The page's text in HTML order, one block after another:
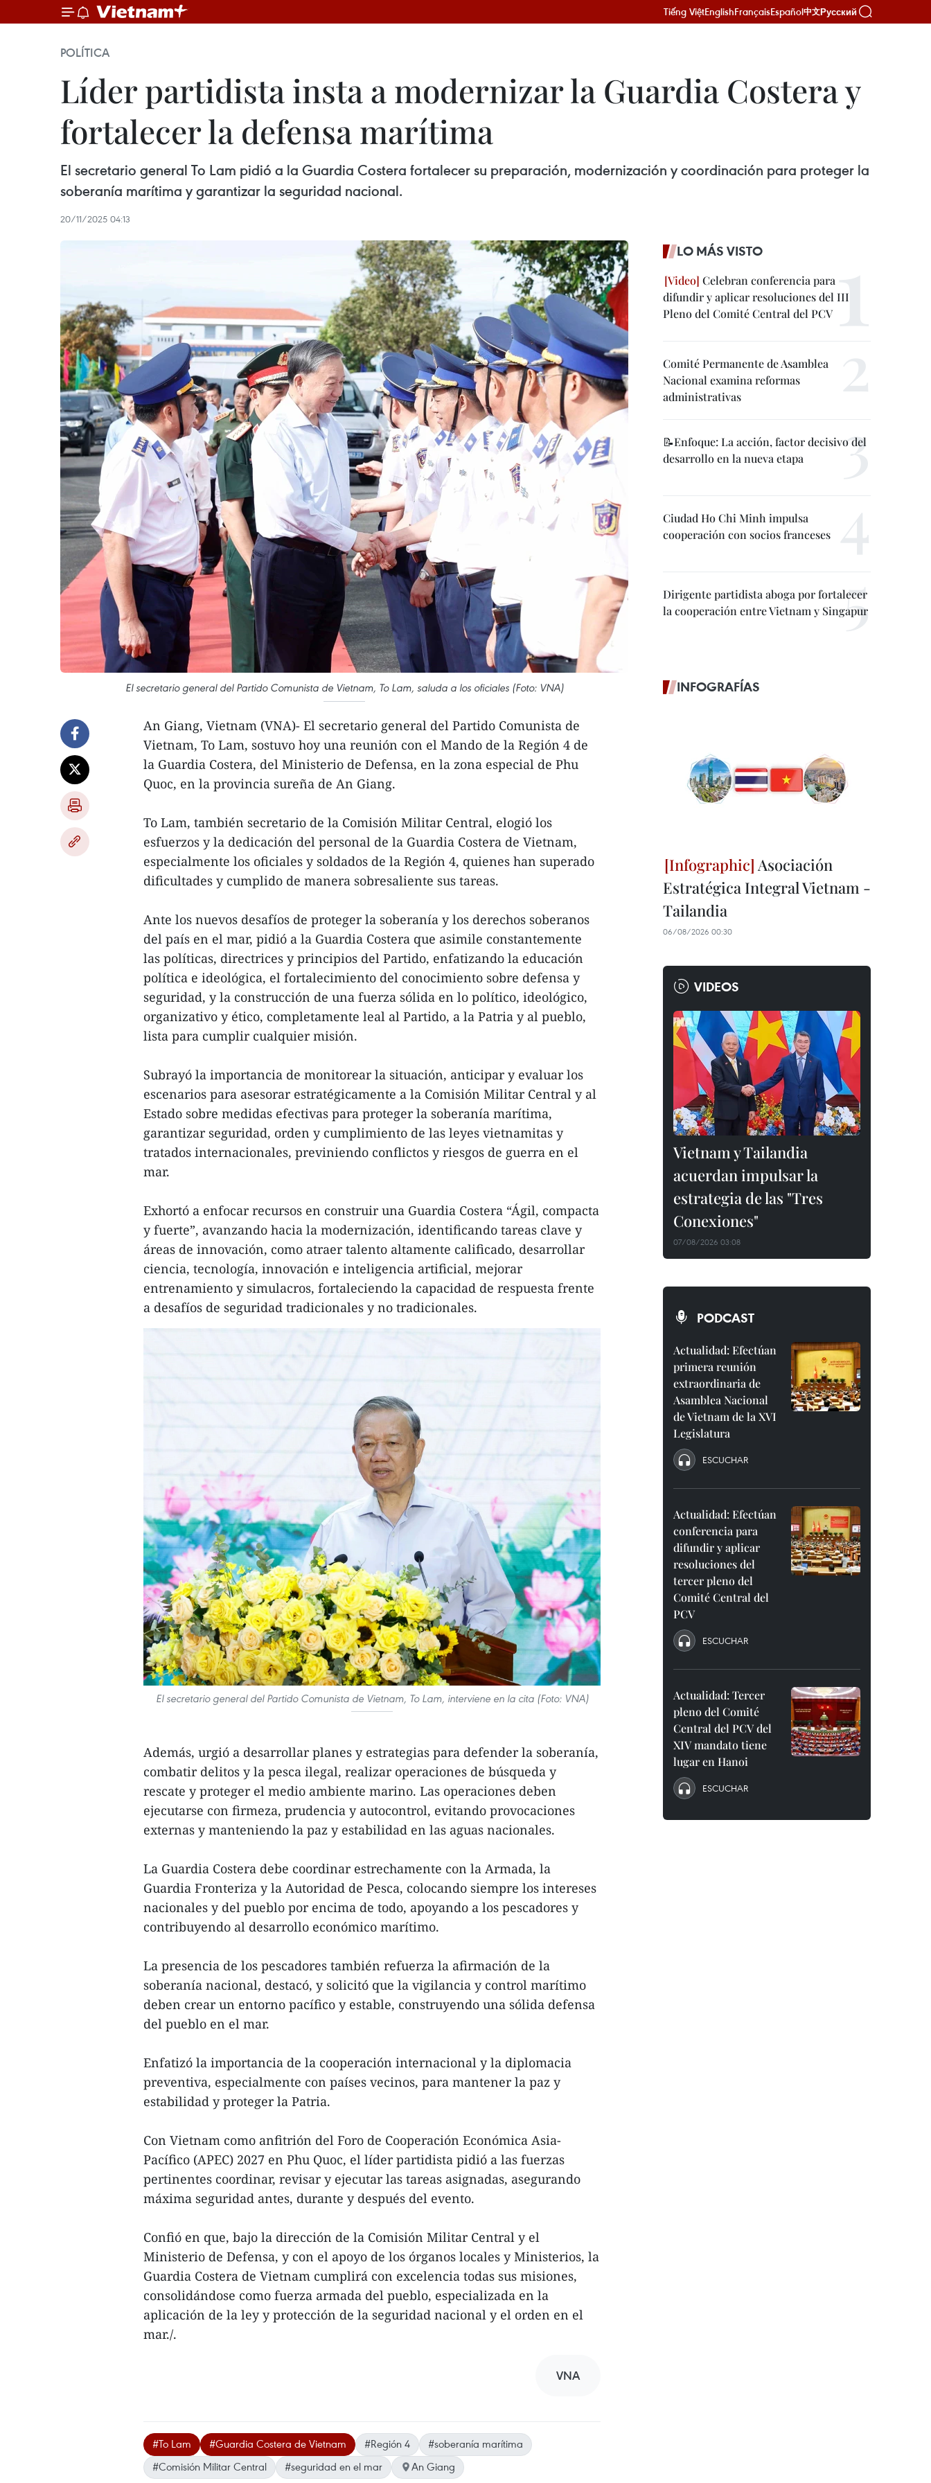
Tiếng ViệtEnglishFrançaisEspañol中文Русский
POLÍTICA
Líder partidista insta a modernizar la Guardia Costera y
fortalecer la defensa marítima
El secretario general To Lam pidió a la Guardia Costera fortalecer su preparación, modernización y coordinación para proteger la
soberanía marítima y garantizar la seguridad nacional.
20/11/2025 04:13
El secretario general del Partido Comunista de Vietnam, To Lam, saluda a los oficiales (Foto: VNA)
An Giang, Vietnam (VNA)- El secretario general del Partido Comunista de
Vietnam, To Lam, sostuvo hoy una reunión con el Mando de la Región 4 de
la Guardia Costera, del Ministerio de Defensa, en la zona especial de Phu
Quoc, en la provincia sureña de An Giang.
To Lam, también secretario de la Comisión Militar Central, elogió los
esfuerzos y la dedicación del personal de la Guardia Costera de Vietnam,
especialmente los oficiales y soldados de la Región 4, quienes han superado
dificultades y cumplido de manera sobresaliente sus tareas.
Ante los nuevos desafíos de proteger la soberanía y los derechos soberanos
del país en el mar, pidió a la Guardia Costera que asimile constantemente
las políticas, directrices y principios del Partido, enfatizando la educación
política e ideológica, el fortalecimiento del conocimiento sobre defensa y
seguridad, y la construcción de una fuerza sólida en lo político, ideológico,
organizativo y ético, completamente leal al Partido, a la Patria y al pueblo,
lista para cumplir cualquier misión.
Subrayó la importancia de monitorear la situación, anticipar y evaluar los
escenarios para asesorar estratégicamente a la Comisión Militar Central y al
Estado sobre medidas efectivas para proteger la soberanía marítima,
garantizar seguridad, orden y cumplimiento de las leyes vietnamitas y
tratados internacionales, previniendo conflictos y riesgos de guerra en el
mar.
Exhortó a enfocar recursos en construir una Guardia Costera “Ágil, compacta
y fuerte”, avanzando hacia la modernización, identificando tareas clave y
áreas de innovación, como atraer talento altamente calificado, desarrollar
ciencia, tecnología, innovación e inteligencia artificial, mejorar
entrenamiento y simulacros, fortaleciendo la capacidad de respuesta frente
a desafíos de seguridad tradicionales y no tradicionales.
El secretario general del Partido Comunista de Vietnam, To Lam, interviene en la cita (Foto: VNA)
Además, urgió a desarrollar planes y estrategias para defender la soberanía,
combatir delitos y la pesca ilegal, realizar operaciones de búsqueda y
rescate y proteger el medio ambiente marino. Las operaciones deben
ejecutarse con firmeza, prudencia y autocontrol, evitando provocaciones
externas y manteniendo la paz y estabilidad en las aguas nacionales.
La Guardia Costera debe coordinar estrechamente con la Armada, la
Guardia Fronteriza y la Autoridad de Pesca, colocando siempre los intereses
nacionales y del pueblo por encima de todo, apoyando a los pescadores y
contribuyendo al desarrollo económico marítimo.
La presencia de los pescadores también refuerza la afirmación de la
soberanía nacional, destacó, y solicitó que la vigilancia y control marítimo
deben crear un entorno pacífico y estable, construyendo una sólida defensa
del pueblo en el mar.
Enfatizó la importancia de la cooperación internacional y la diplomacia
preventiva, especialmente con países vecinos, para mantener la paz y
estabilidad y proteger la Patria.
Con Vietnam como anfitrión del Foro de Cooperación Económica Asia-
Pacífico (APEC) 2027 en Phu Quoc, el líder partidista pidió a las fuerzas
pertinentes coordinar, revisar y ejecutar las tareas asignadas, asegurando
máxima seguridad antes, durante y después del evento.
Confió en que, bajo la dirección de la Comisión Militar Central y el
Ministerio de Defensa, y con el apoyo de los órganos locales y Ministerios, la
Guardia Costera de Vietnam cumplirá con excelencia todas sus misiones,
consolidándose como fuerza armada del pueblo, especializada en la
aplicación de la ley y protección de la seguridad nacional y el orden en el
mar./.
VNA
#To Lam #Guardia Costera de Vietnam #Región 4
#soberanía marítima
#Comisión Militar Central
#seguridad en el mar An Giang
LO MÁS VISTO
Celebran conferencia para
difundir y aplicar resoluciones del III
Pleno del Comité Central del PCV
Comité Permanente de Asamblea
Nacional examina reformas
administrativas
📝Enfoque: La acción, factor decisivo del
desarrollo en la nueva etapa
Ciudad Ho Chi Minh impulsa
cooperación con socios franceses
Dirigente partidista aboga por fortalecer
la cooperación entre Vietnam y Singapur
INFOGRAFÍAS
Asociación
Estratégica Integral Vietnam -
Tailandia
06/08/2026 00:30
VIDEOS
Vietnam y Tailandia
acuerdan impulsar la
estrategia de las "Tres
Conexiones"
07/08/2026 03:08
PODCAST
Actualidad: Efectúan
primera reunión
extraordinaria de
Asamblea Nacional
de Vietnam de la XVI
Legislatura
ESCUCHAR
Actualidad: Efectúan
conferencia para
difundir y aplicar
resoluciones del
tercer pleno del
Comité Central del
PCV
ESCUCHAR
Actualidad: Tercer
pleno del Comité
Central del PCV del
XIV mandato tiene
lugar en Hanoi
ESCUCHAR